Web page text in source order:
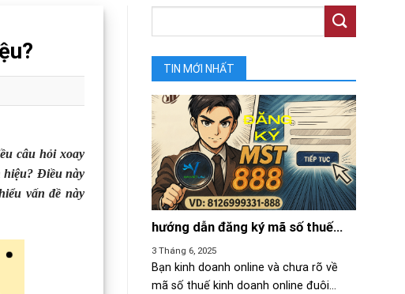
câu hỏi xoay
hiệu? Điều này
vấn đề này
TIN MỚI NHẤT
hướng dẫn đăng ký mã số thuế
3 Tháng 6, 2025
Bạn kinh doanh online và chưa rõ về
mã số thuế kinh doanh online đuôi...